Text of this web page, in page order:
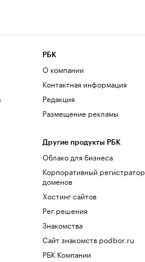
РБК
О компании
Контактная информация
Редакция
Размещение рекламы
Другие продукты РБК
Облако для бизнеса
Корпоративный регистратор
доменов
Хостинг сайтов
Рег.решения
Знакомства
Сайт знакомств podbor.ru
РБК Компании